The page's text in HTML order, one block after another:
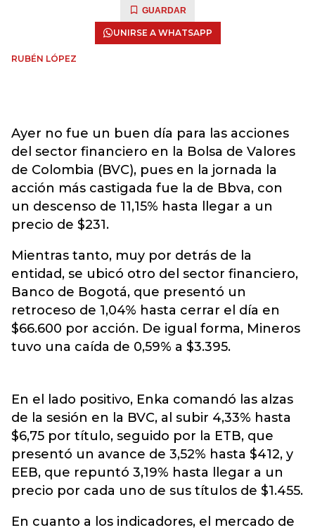
GUARDAR
UNIRSE A WHATSAPP
RUBÉN LÓPEZ
Ayer no fue un buen día para las acciones
del sector financiero en la Bolsa de Valores
de Colombia (BVC), pues en la jornada la
acción más castigada fue la de Bbva, con
un descenso de 11,15% hasta llegar a un
precio de $231.
Mientras tanto, muy por detrás de la
entidad, se ubicó otro del sector financiero,
Banco de Bogotá, que presentó un
retroceso de 1,04% hasta cerrar el día en
$66.600 por acción. De igual forma, Mineros
tuvo una caída de 0,59% a $3.395.
En el lado positivo, Enka comandó las alzas
de la sesión en la BVC, al subir 4,33% hasta
$6,75 por título, seguido por la ETB, que
presentó un avance de 3,52% hasta $412, y
EEB, que repuntó 3,19% hasta llegar a un
precio por cada uno de sus títulos de $1.455.
En cuanto a los indicadores, el mercado de